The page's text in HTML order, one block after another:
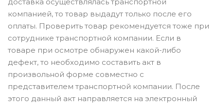
компанией, то товар выдадут только после его
оплаты. Проверить товар рекомендуется тоже при
сотруднике транспортной компании. Если в
товаре при осмотре обнаружен какой-либо
дефект, то необходимо составить акт в
произвольной форме совместно с
представителем транспортной компании. После
этого данный акт направляется на электронный